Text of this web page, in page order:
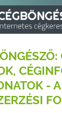
-